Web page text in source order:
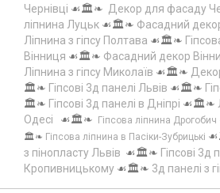
Чернівці ☙🏛️❧ Декор для фасаду
ліпнина Луцьк ☙🏛️❧ Фасадний
Ліпнина з гіпсу Полтава ☙🏛️❧
Вінниця ☙🏛️❧ Фасадний декор
Ліпнина з гіпсу Миколаїв ☙🏛️❧
🏛️❧ Гіпсові 3д панелі Львів ☙🏛️❧
🏛️❧ Гіпсові 3д панелі в Дніпрі ☙🏛️❧
Одесі ☙🏛️❧ Гіпсова ліпнина Дрогобич
🏛️❧ Гіпсова ліпнина в Пасіки-Зубрицькі
з пінопласту Львів ☙🏛️❧ Гіпсові 3д
Кропивницькому ☙🏛️❧ 3д панелі з